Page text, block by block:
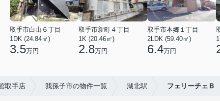
取手市白山６丁目
1DK (24.84㎡)
3.5万円
取手市新町４丁目
1K (20.46㎡)
2.8万円
取手市本郷１丁目
2LDK (59.40㎡)
6.4万円
取手店 我孫子市の物件一覧 湖北駅 フェリーチェＢ